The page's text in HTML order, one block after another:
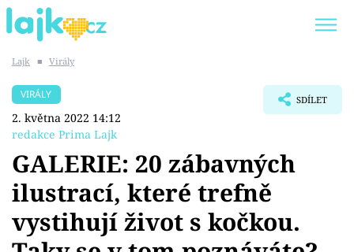
SHOPAHOLICADEL
Témata
Showbyznys
Lajk ■ Virály
VIRÁLY
2. května 2022 14:12
redakce Prima Lajk
SDÍLET
GALERIE: 20 zábavných
ilustrací, které trefně
vystihují život s kočkou.